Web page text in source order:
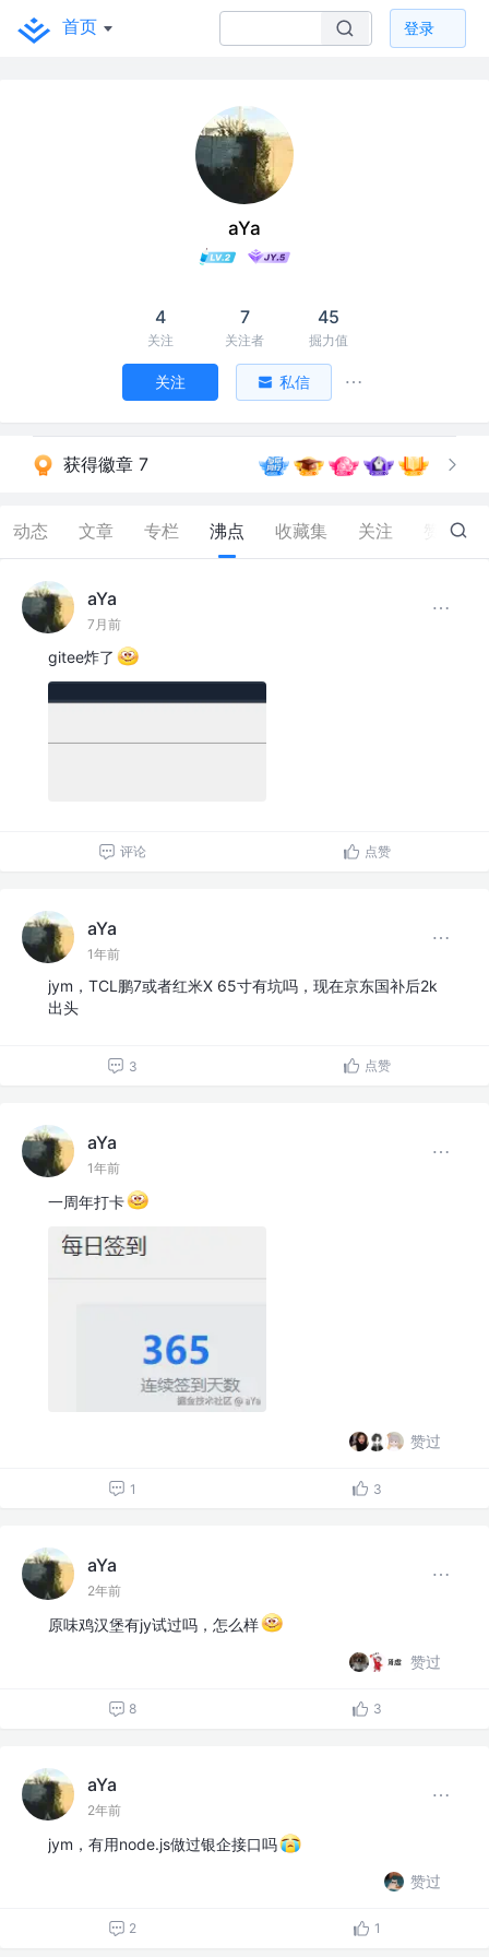
首页 登录
aYa
4
关注
7
关注者
45
掘力值
关注 私信
获得徽章 7
动态 文章 专栏 沸点 收藏集 关注 53
aYa
7月前
gitee炸了
评论 点赞
aYa
1年前
jym，TCL鹏7或者红米X 65寸有坑吗，现在京东国补后2k
出头
3 点赞
aYa
1年前
一周年打卡
赞过
1 3
aYa
2年前
原味鸡汉堡有jy试过吗，怎么样
赞过
8 3
aYa
2年前
jym，有用node.js做过银企接口吗
赞过
2 1